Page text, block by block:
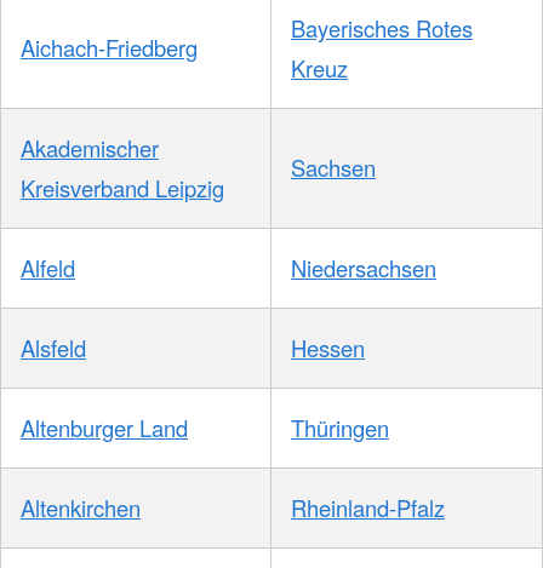
Aichach-Friedberg
Bayerisches Rotes
Kreuz
Akademischer
Kreisverband Leipzig
Sachsen
Alfeld Niedersachsen
Alsfeld Hessen
Altenburger Land Thüringen
Altenkirchen Rheinland-Pfalz